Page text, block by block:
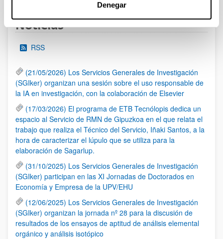
Denegar
Noticias
RSS
(21/05/2026) Los Servicios Generales de Investigación
(SGIker) organizan una sesión sobre el uso responsable de
la IA en investigación, con la colaboración de Elsevier
(17/03/2026) El programa de ETB Tecnólopis dedica un
espacio al Servicio de RMN de Gipuzkoa en el que relata el
trabajo que realiza el Técnico del Servicio, Iñaki Santos, a la
hora de caracterizar el lúpulo que se utiliza para la
elaboración de Sagarlup.
(31/10/2025) Los Servicios Generales de Investigación
(SGIker) participan en las XI Jornadas de Doctorados en
Economía y Empresa de la UPV/EHU
(12/06/2025) Los Servicios Generales de Investigación
(SGIker) organizan la jornada nº 28 para la discusión de
resultados de los ensayos de aptitud de análisis elemental
orgánico y análisis isotópico